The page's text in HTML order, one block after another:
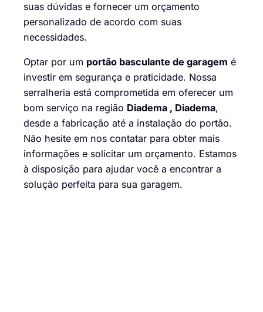
suas dúvidas e fornecer um orçamento
personalizado de acordo com suas
necessidades.
Optar por um portão basculante de garagem é
investir em segurança e praticidade. Nossa
serralheria está comprometida em oferecer um
bom serviço na região Diadema , Diadema,
desde a fabricação até a instalação do portão.
Não hesite em nos contatar para obter mais
informações e solicitar um orçamento. Estamos
à disposição para ajudar você a encontrar a
solução perfeita para sua garagem.